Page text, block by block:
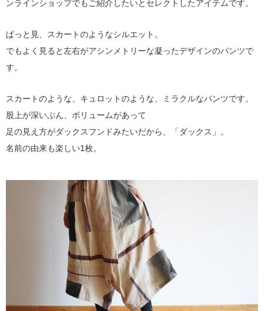
ンラインショップでもご紹介したいとセレクトしたアイテムです。
ぱっと見、スカートのようなシルエット。
でもよく見ると左右がアシンメトリーな凝ったデザインのパンツで
す。
スカートのような、キュロットのような、ミラクルなパンツです。
股上が深いぶん、ボリュームがあって
足の見え方がダックスフンドみたいだから、「ダックス」。
名前の由来も楽しい1枚。